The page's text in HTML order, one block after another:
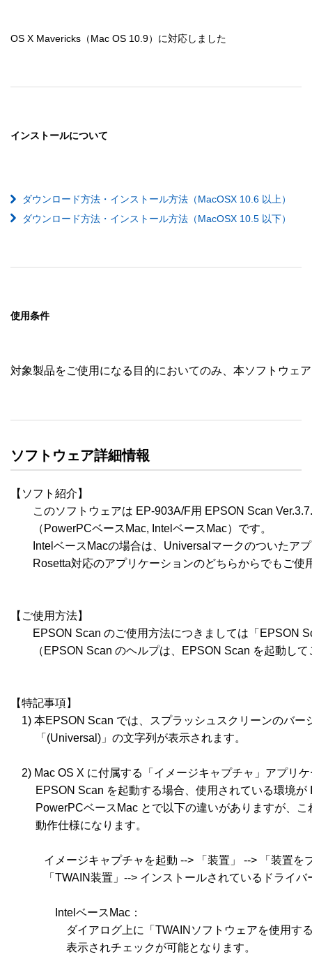
OS X Mavericks（Mac OS 10.9）に対応しました
インストールについて
ダウンロード方法・インストール方法（MacOSX 10.6 以上）
ダウンロード方法・インストール方法（MacOSX 10.5 以下）
使用条件
対象製品をご使用になる目的においてのみ、本ソフトウェ
ソフトウェア詳細情報
【ソフト紹介】
このソフトウェアは EP-903A/F用 EPSON Scan
（PowerPCベースMac, IntelベースMac）です。
IntelベースMacの場合は、Universalマークのついたアプ
Rosetta対応のアプリケーションのどちらからでもご使
【ご使用方法】
EPSON Scan のご使用方法につきましては「EPSON
（EPSON Scan のヘルプは、EPSON Scan を起動して
【特記事項】
1) 本EPSON Scan では、スプラッシュスクリーンのバー
「(Universal)」の文字列が表示されます。
2) Mac OS X に付属する「イメージキャプチャ」アプリ
EPSON Scan を起動する場合、使用されている環境が
PowerPCベースMac とで以下の違いがありますが、こ
動作仕様になります。
イメージキャプチャを起動 --> 「装置」 --> 「装置を
「TWAIN装置」--> インストールされているドライバ
IntelベースMac：
ダイアログ上に「TWAINソフトウェアを使用する
表示されチェックが可能となります。